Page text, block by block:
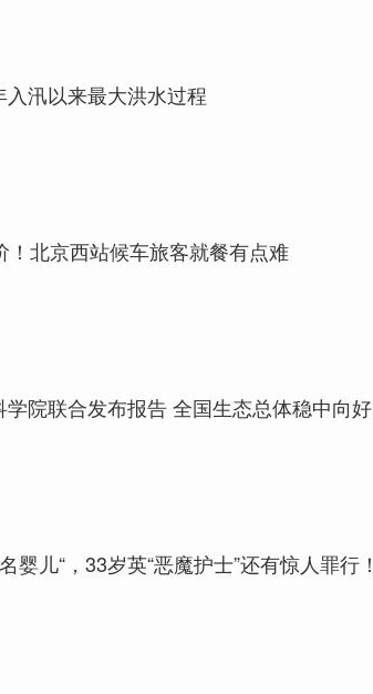
汛以来最大洪水过程
！北京西站候车旅客就餐有点难
院联合发布报告 全国生态总体稳中向好
婴儿“，33岁英“恶魔护士”还有惊人罪行！